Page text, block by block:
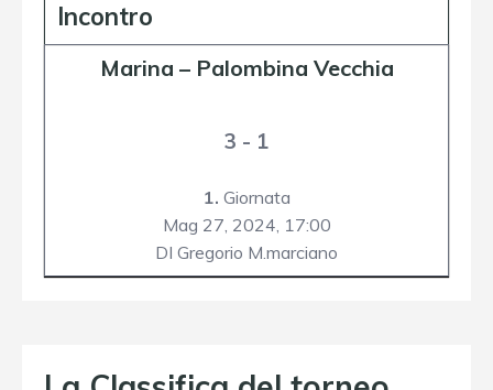
Incontro
Marina – Palombina Vecchia
3 - 1
1. Giornata
Mag 27, 2024, 17:00
DI Gregorio M.marciano